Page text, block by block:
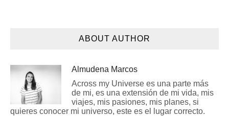
ABOUT AUTHOR
Almudena Marcos
Across my Universe es una parte más
de mi, es una extensión de mi vida, mis
viajes, mis pasiones, mis planes, si
quieres conocer mi universo, este es el lugar correcto.